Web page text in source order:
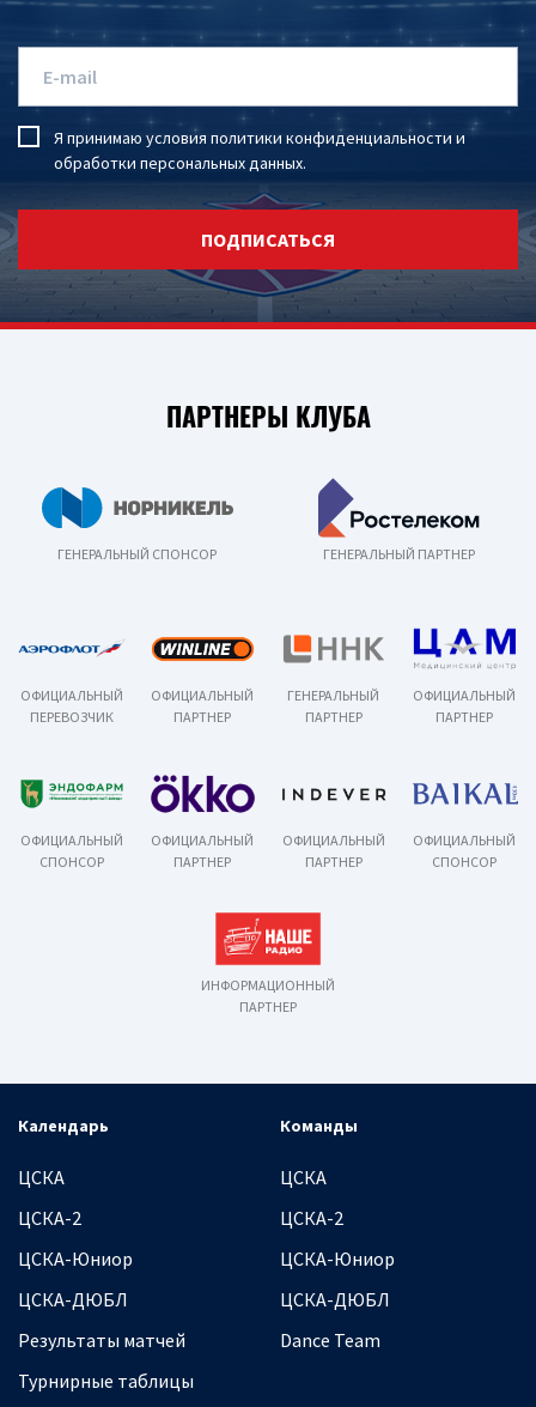
Я принимаю условия политики конфиденциальности и
обработки персональных данных.
ПОДПИСАТЬСЯ
ПАРТНЕРЫ КЛУБА
ГЕНЕРАЛЬНЫЙ СПОНСОР ГЕНЕРАЛЬНЫЙ ПАРТНЕР
ОФИЦИАЛЬНЫЙ
ПЕРЕВОЗЧИК
ОФИЦИАЛЬНЫЙ
ПАРТНЕР
ГЕНЕРАЛЬНЫЙ
ПАРТНЕР
ОФИЦИАЛЬНЫЙ
ПАРТНЕР
ОФИЦИАЛЬНЫЙ
СПОНСОР
ОФИЦИАЛЬНЫЙ
ПАРТНЕР
ОФИЦИАЛЬНЫЙ
ПАРТНЕР
ОФИЦИАЛЬНЫЙ
СПОНСОР
ИНФОРМАЦИОННЫЙ
ПАРТНЕР
Календарь
ЦСКА
ЦСКА-2
ЦСКА-Юниор
ЦСКА-ДЮБЛ
Результаты матчей
Турнирные таблицы
Команды
ЦСКА
ЦСКА-2
ЦСКА-Юниор
ЦСКА-ДЮБЛ
Dance Team